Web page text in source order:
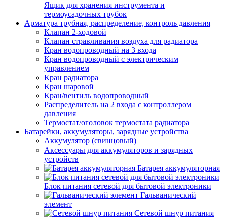
Ящик для хранения инструмента и
термоусадочных трубок
Арматура трубная, распределение, контроль давления
Клапан 2-ходовой
Клапан стравливания воздуха для радиатора
Кран водопроводный на 3 входа
Кран водопроводный с электрическим
управлением
Кран радиатора
Кран шаровой
Кран/вентиль водопроводный
Распределитель на 2 входа с контроллером
давления
Термостат/оголовок термостата радиатора
Батарейки, аккумуляторы, зарядные устройства
Аккумулятор (свинцовый)
Аксессуары для аккумуляторов и зарядных
устройств
Батарея аккумуляторная
Блок питания сетевой для бытовой электроники
Гальванический
элемент
Сетевой шнур питания